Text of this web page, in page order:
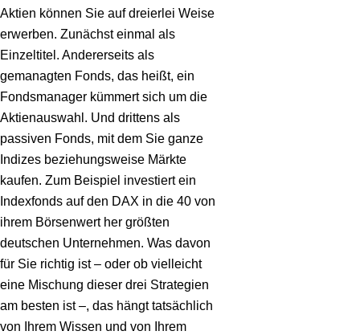
Aktien können Sie auf dreierlei Weise
erwerben. Zunächst einmal als
Einzeltitel. Andererseits als
gemanagten Fonds, das heißt, ein
Fondsmanager kümmert sich um die
Aktienauswahl. Und drittens als
passiven Fonds, mit dem Sie ganze
Indizes beziehungsweise Märkte
kaufen. Zum Beispiel investiert ein
Indexfonds auf den DAX in die 40 von
ihrem Börsenwert her größten
deutschen Unternehmen. Was davon
für Sie richtig ist – oder ob vielleicht
eine Mischung dieser drei Strategien
am besten ist –, das hängt tatsächlich
von Ihrem Wissen und von Ihrem